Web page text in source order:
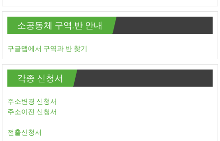
소공동체 구역.반 안내
구글맵에서 구역과 반 찾기
각종 신청서
주소변경 신청서
주소이전 신청서
전출신청서